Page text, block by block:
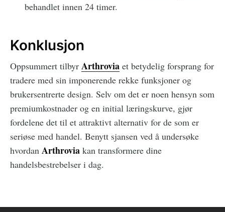
behandlet innen 24 timer.
Konklusjon
Oppsummert tilbyr Arthrovia et betydelig forsprang for
tradere med sin imponerende rekke funksjoner og
brukersentrerte design. Selv om det er noen hensyn som
premiumkostnader og en initial læringskurve, gjør
fordelene det til et attraktivt alternativ for de som er
seriøse med handel. Benytt sjansen ved å undersøke
hvordan Arthrovia kan transformere dine
handelsbestrebelser i dag.